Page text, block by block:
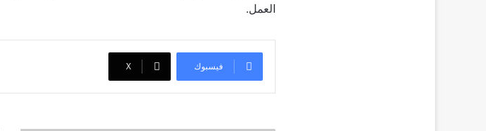
العمل.
فيسبوك ‫X